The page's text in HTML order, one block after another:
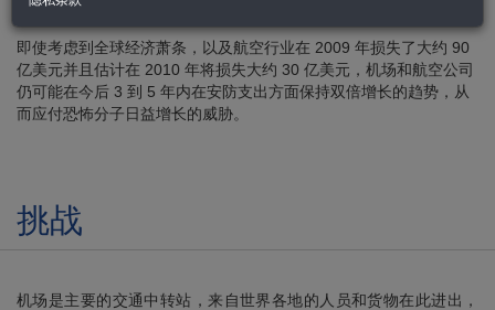
即使考虑到全球经济萧条，以及航空行业在 2009 年损失了大约 90
亿美元并且估计在 2010 年将损失大约 30 亿美元，机场和航空公司
仍可能在今后 3 到 5 年内在安防支出方面保持双倍增长的趋势，从
而应付恐怖分子日益增长的威胁。
挑战
机场是主要的交通中转站，来自世界各地的人员和货物在此进出，